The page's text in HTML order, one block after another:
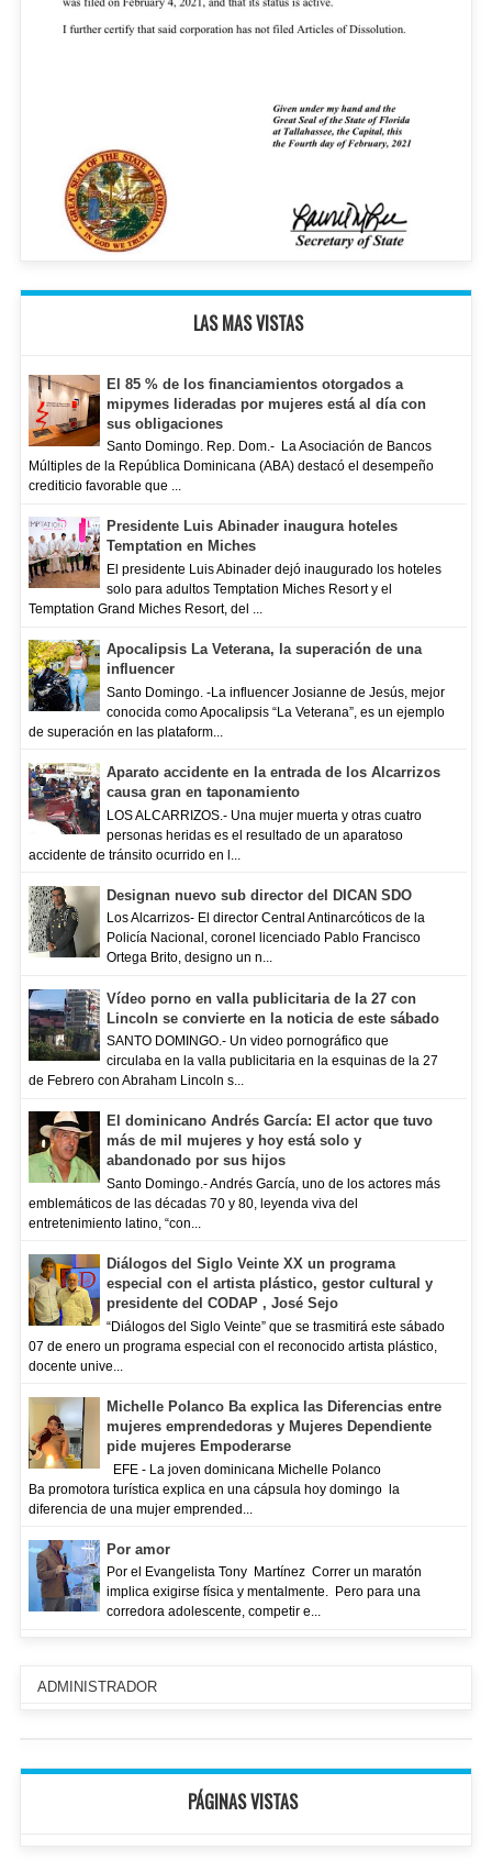
LAS MAS VISTAS
El 85 % de los financiamientos otorgados a
mipymes lideradas por mujeres está al día con
sus obligaciones
Santo Domingo. Rep. Dom.- La Asociación de Bancos
Múltiples de la República Dominicana (ABA) destacó el desempeño
crediticio favorable que ...
Presidente Luis Abinader inaugura hoteles
Temptation en Miches
El presidente Luis Abinader dejó inaugurado los hoteles
solo para adultos Temptation Miches Resort y el
Temptation Grand Miches Resort, del ...
Apocalipsis La Veterana, la superación de una
influencer
Santo Domingo. -La influencer Josianne de Jesús, mejor
conocida como Apocalipsis “La Veterana”, es un ejemplo
de superación en las plataform...
Aparato accidente en la entrada de los Alcarrizos
causa gran en taponamiento
LOS ALCARRIZOS.- Una mujer muerta y otras cuatro
personas heridas es el resultado de un aparatoso
accidente de tránsito ocurrido en l...
Designan nuevo sub director del DICAN SDO
Los Alcarrizos- El director Central Antinarcóticos de la
Policía Nacional, coronel licenciado Pablo Francisco
Ortega Brito, designo un n...
Vídeo porno en valla publicitaria de la 27 con
Lincoln se convierte en la noticia de este sábado
SANTO DOMINGO.- Un video pornográfico que
circulaba en la valla publicitaria en la esquinas de la 27
de Febrero con Abraham Lincoln s...
El dominicano Andrés García: El actor que tuvo
más de mil mujeres y hoy está solo y
abandonado por sus hijos
Santo Domingo.- Andrés García, uno de los actores más
emblemáticos de las décadas 70 y 80, leyenda viva del
entretenimiento latino, “con...
Diálogos del Siglo Veinte XX un programa
especial con el artista plástico, gestor cultural y
presidente del CODAP , José Sejo
“Diálogos del Siglo Veinte” que se trasmitirá este sábado
07 de enero un programa especial con el reconocido artista plástico,
docente unive...
Michelle Polanco Ba explica las Diferencias entre
mujeres emprendedoras y Mujeres Dependiente
pide mujeres Empoderarse
EFE - La joven dominicana Michelle Polanco
Ba promotora turística explica en una cápsula hoy domingo la
diferencia de una mujer emprended...
Por amor
Por el Evangelista Tony Martínez Correr un maratón
implica exigirse física y mentalmente. Pero para una
corredora adolescente, competir e...
ADMINISTRADOR
PÁGINAS VISTAS